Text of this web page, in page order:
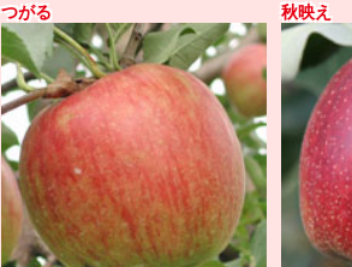
つがる 秋映え